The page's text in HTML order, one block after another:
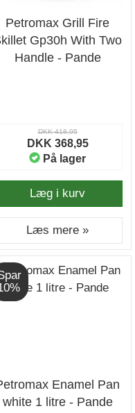
Petromax Grill Fire
Gp30h With Two
Handle - Pande
DKK 418,95
DKK 368,95
På lager
Læg i kurv
Læs mere »
Enamel Pan
white 1 litre - Pande